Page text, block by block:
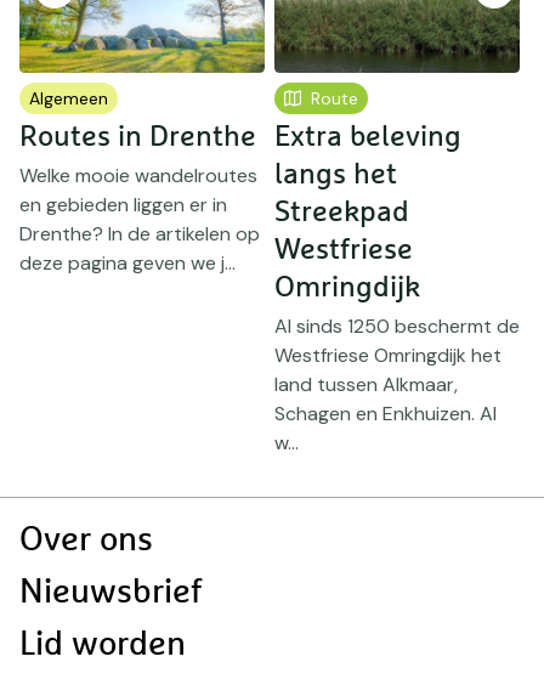
Algemeen
Routes in Drenthe
Welke mooie wandelroutes
en gebieden liggen er in
Drenthe? In de artikelen op
deze pagina geven we j...
Route
Extra beleving
langs het
Streekpad
Westfriese
Omringdijk
Al sinds 1250 beschermt de
Westfriese Omringdijk het
land tussen Alkmaar,
Schagen en Enkhuizen. Al
w...
Doormat
Over ons
Nieuwsbrief
Lid worden